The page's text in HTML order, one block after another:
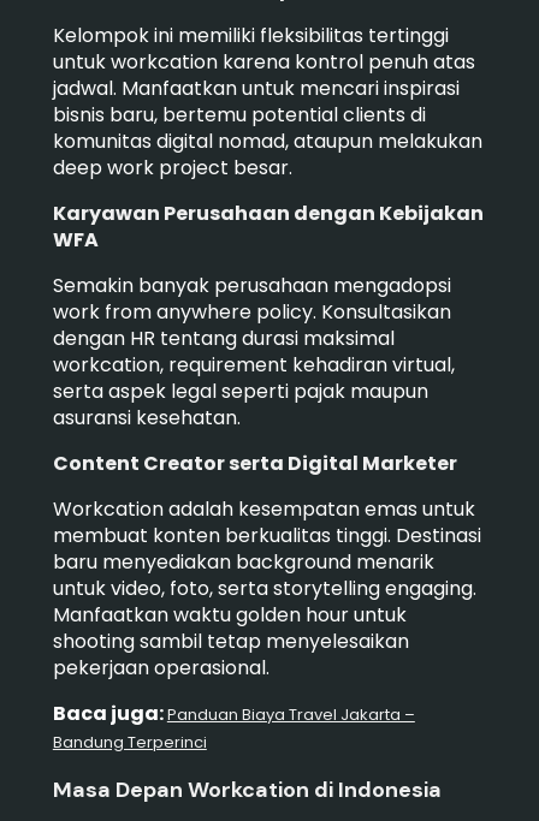
Kelompok ini memiliki fleksibilitas tertinggi
untuk workcation karena kontrol penuh atas
jadwal. Manfaatkan untuk mencari inspirasi
bisnis baru, bertemu potential clients di
komunitas digital nomad, ataupun melakukan
deep work project besar.
Karyawan Perusahaan dengan Kebijakan
WFA
Semakin banyak perusahaan mengadopsi
work from anywhere policy. Konsultasikan
dengan HR tentang durasi maksimal
workcation, requirement kehadiran virtual,
serta aspek legal seperti pajak maupun
asuransi kesehatan.
Content Creator serta Digital Marketer
Workcation adalah kesempatan emas untuk
membuat konten berkualitas tinggi. Destinasi
baru menyediakan background menarik
untuk video, foto, serta storytelling engaging.
Manfaatkan waktu golden hour untuk
shooting sambil tetap menyelesaikan
pekerjaan operasional.
Baca juga:Panduan Biaya Travel Jakarta –
Bandung Terperinci
Masa Depan Workcation di Indonesia